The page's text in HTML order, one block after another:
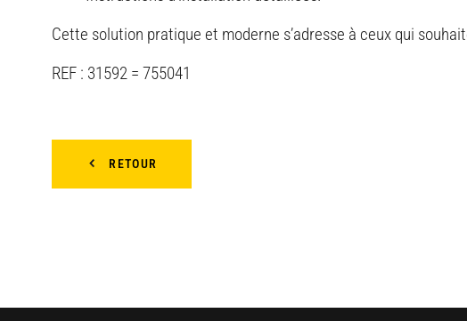
Cette solution pratique et moderne s’adresse à ceux qui
REF : 31592 = 755041
RETOUR